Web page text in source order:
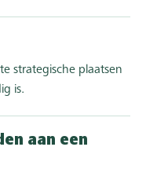
strategische plaatsen
is.
aan een